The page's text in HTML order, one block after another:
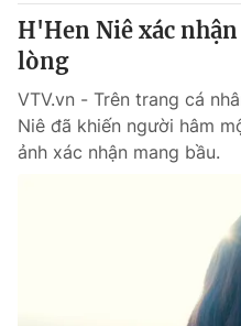
Chuyên mục
Chính trị
Xã hội
H'Hen Niê xác
lòng
VTV.vn - Trên trang cá
Niê đã khiến người hâm
ảnh xác nhận mang bầu.